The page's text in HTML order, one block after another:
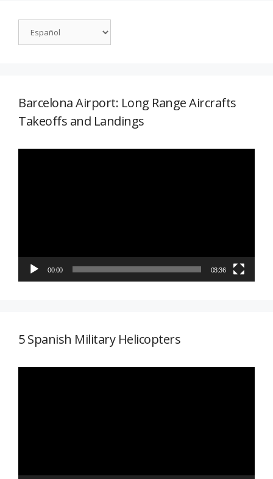
Barcelona Airport: Long Range Aircrafts
Takeoffs and Landings
00:00 03:36
5 Spanish Military Helicopters